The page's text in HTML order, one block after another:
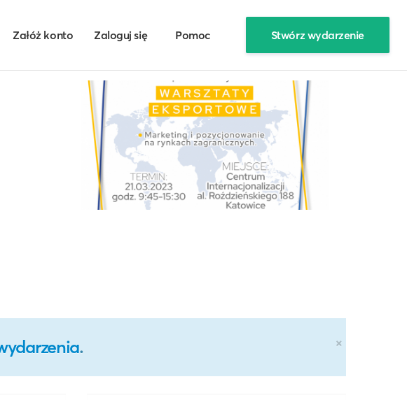
Załóż konto Zaloguj się Pomoc Stwórz wydarzenie
×
.